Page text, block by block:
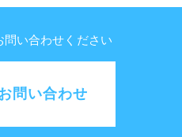
問い合わせください
問い合わせ